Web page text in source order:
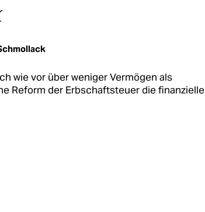
wie vor über weniger Vermögen als
Reform der Erbschaftsteuer die finanzielle